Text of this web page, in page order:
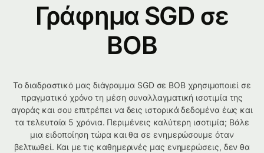
Γράφημα SGD σε
BOB
Το διαδραστικό μας διάγραμμα SGD σε BOB χρησιμοποιεί σε
πραγματικό χρόνο τη μέση συναλλαγματική ισοτιμία της
αγοράς και σου επιτρέπει να δεις ιστορικά δεδομένα έως και
τα τελευταία 5 χρόνια. Περιμένεις καλύτερη ισοτιμία; Βάλε
μια ειδοποίηση τώρα και θα σε ενημερώσουμε όταν
βελτιωθεί. Και με τις καθημερινές μας ενημερώσεις, δεν θα